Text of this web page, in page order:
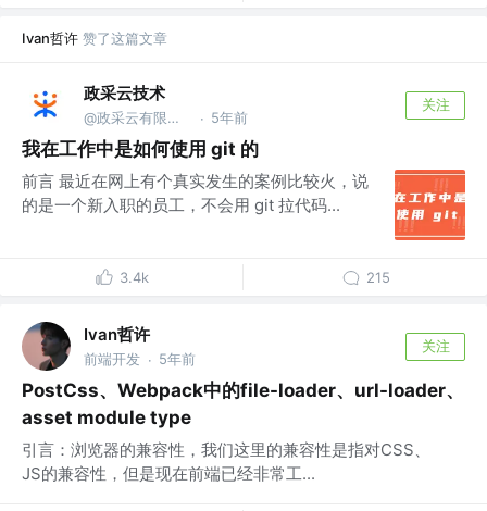
Ivan哲许 赞了这篇文章
政采云技术
@政采云有限公司@政采云技术 · 5年前
关注
我在工作中是如何使用 git 的
前言 最近在网上有个真实发生的案例比较火，说
的是一个新入职的员工，不会用 git 拉代码...
3.4k 215
Ivan哲许
前端开发 · 5年前
关注
PostCss、Webpack中的file-loader、url-loader、
asset module type
引言：浏览器的兼容性，我们这里的兼容性是指对CSS、
JS的兼容性，但是现在前端已经非常工...